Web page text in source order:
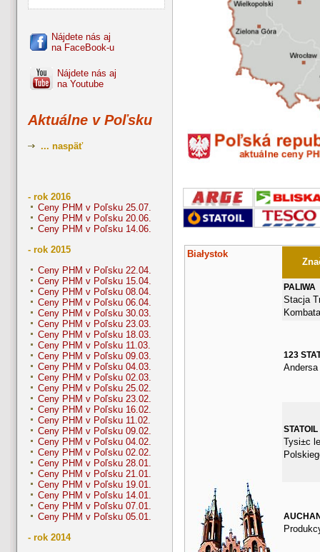
Nájdete nás aj
na FaceBook-u
Nájdete nás aj
na Youtube
Aktuálne v Poľsku
... naspäť
- rok 2016
Ceny PHM v Poľsku 25.07.
Ceny PHM v Poľsku 20.06.
Ceny PHM v Poľsku 14.06.
- rok 2015
Ceny PHM v Poľsku 22.04.
Ceny PHM v Poľsku 15.04.
Ceny PHM v Poľsku 08.04.
Ceny PHM v Poľsku 06.04.
Ceny PHM v Poľsku 30.03.
Ceny PHM v Poľsku 23.03.
Ceny PHM v Poľsku 18.03.
Ceny PHM v Poľsku 11.03.
Ceny PHM v Poľsku 09.03.
Ceny PHM v Poľsku 04.03.
Ceny PHM v Poľsku 02.03.
Ceny PHM v Poľsku 25.02.
Ceny PHM v Poľsku 23.02.
Ceny PHM v Poľsku 16.02.
Ceny PHM v Poľsku 11.02.
Ceny PHM v Poľsku 09.02.
Ceny PHM v Poľsku 04.02.
Ceny PHM v Poľsku 02.02.
Ceny PHM v Poľsku 28.01.
Ceny PHM v Poľsku 21.01.
Ceny PHM v Poľsku 19.01.
Ceny PHM v Poľsku 14.01.
Ceny PHM v Poľsku 07.01.
Ceny PHM v Poľsku 05.01.
- rok 2014
Białystok
PALIWA
Stacja
123
Andersa
STATOIL
Tysi±c